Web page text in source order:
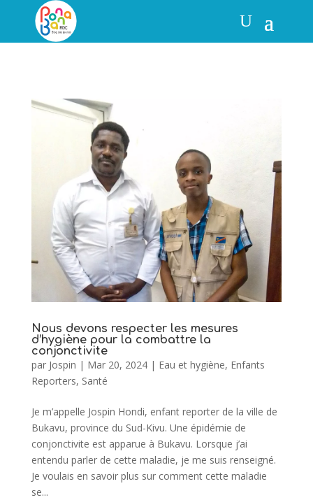
Nous devons respecter les mesures
d’hygiène pour la combattre la
conjonctivite
par Jospin | Mar 20, 2024| Eau et hygiène, Enfants
Reporters, Santé
Je m’appelle Jospin Hondi, enfant reporter de la ville de
Bukavu, province du Sud-Kivu. Une épidémie de
conjonctivite est apparue à Bukavu. Lorsque j’ai
entendu parler de cette maladie, je me suis renseigné.
Je voulais en savoir plus sur comment cette maladie
se...